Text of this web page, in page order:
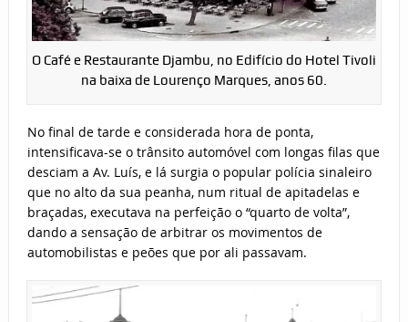
O Café e Restaurante Djambu, no Edifício do Hotel Tivoli
na baixa de Lourenço Marques, anos 60.
No final de tarde e considerada hora de ponta,
intensificava-se o trânsito automóvel com longas filas que
desciam a Av. Luís, e lá surgia o popular polícia sinaleiro
que no alto da sua peanha, num ritual de apitadelas e
braçadas, executava na perfeição o “quarto de volta”,
dando a sensação de arbitrar os movimentos de
automobilistas e peões que por ali passavam.